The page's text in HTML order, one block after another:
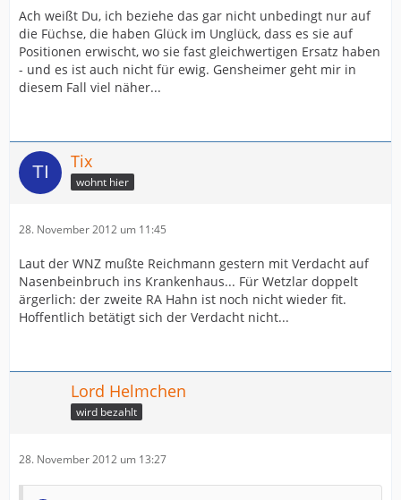
Ach weißt Du, ich beziehe das gar nicht unbedingt nur auf
die Füchse, die haben Glück im Unglück, dass es sie auf
Positionen erwischt, wo sie fast gleichwertigen Ersatz haben
- und es ist auch nicht für ewig. Gensheimer geht mir in
diesem Fall viel näher...
Tix
wohnt hier
28. November 2012 um 11:45
Laut der WNZ mußte Reichmann gestern mit Verdacht auf
Nasenbeinbruch ins Krankenhaus... Für Wetzlar doppelt
ärgerlich: der zweite RA Hahn ist noch nicht wieder fit.
Hoffentlich betätigt sich der Verdacht nicht...
Lord Helmchen
wird bezahlt
28. November 2012 um 13:27